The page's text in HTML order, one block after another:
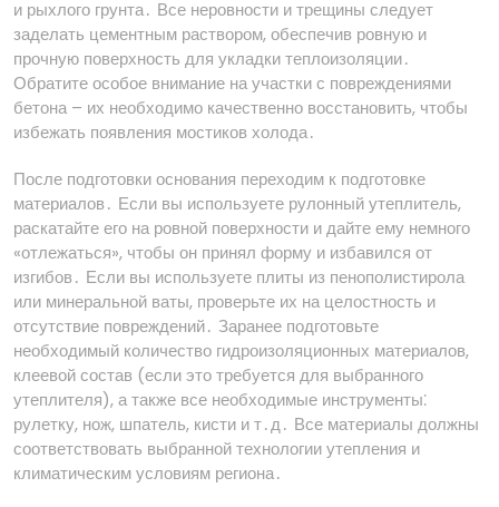
и рыхлого грунта․ Все неровности и трещины следует
заделать цементным раствором, обеспечив ровную и
прочную поверхность для укладки теплоизоляции․
Обратите особое внимание на участки с повреждениями
бетона – их необходимо качественно восстановить, чтобы
избежать появления мостиков холода․
После подготовки основания переходим к подготовке
материалов․ Если вы используете рулонный утеплитель,
раскатайте его на ровной поверхности и дайте ему немного
«отлежаться», чтобы он принял форму и избавился от
изгибов․ Если вы используете плиты из пенополистирола
или минеральной ваты, проверьте их на целостность и
отсутствие повреждений․ Заранее подготовьте
необходимый количество гидроизоляционных материалов,
клеевой состав (если это требуется для выбранного
утеплителя), а также все необходимые инструменты⁚
рулетку, нож, шпатель, кисти и т․д․ Все материалы должны
соответствовать выбранной технологии утепления и
климатическим условиям региона․